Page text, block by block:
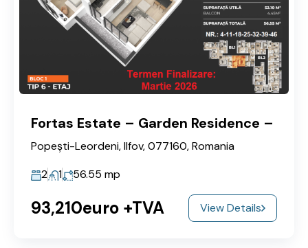
Fortas Estate – Garden Residence –
Popești-Leordeni, Ilfov, 077160, Romania
2
1 56.55 mp
93,210euro +TVA View Details